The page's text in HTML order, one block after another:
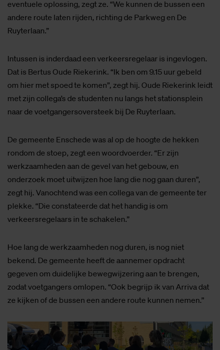
eventuele oplossing, zegt ze. “We kunnen de bussen een
andere route laten rijden, richting de Parkweg en De
Ruyterlaan.”
Intussen is inderdaad een verkeersregelaar is ingevlogen.
Dat is Bertus Oude Riekerink. “Ik ben om 9.15 uur gebeld
om hier met spoed te komen”, zegt hij. Oude Riekerink leidt
met zijn collega’s de studenten nu langs het stationsplein
naar de voetgangersoversteek bij De Ruyterlaan.
De gemeente Enschede was al op de hoogte de hekken
rondom de stoep, zegt een woordvoerder. “Er zijn
werkzaamheden aan de gevel van het gebouw, en
onderzoek moet uitwijzen hoe lang die nog gaan duren”,
zegt hij. Vanochtend was een collega van de gemeente ter
plekke. “Die constateerde dat het handig is om
verkeersregelaars in te schakelen.”
Hoe lang de werkzaamheden nog duren, is nog niet
bekend. De gemeente heeft de aannemer opdracht
gegeven om duidelijke bewegwijzering aan te brengen,
zodat voetgangers omlopen. “Ook begrijp ik van Arriva dat
ze kijken of de bussen een andere route kunnen nemen.”